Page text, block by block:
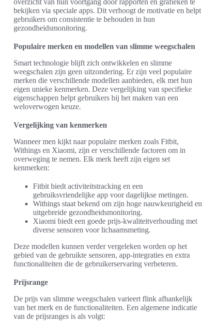
overzicht van hun voortgang door rapporten en grafieken te
bekijken via speciale apps. Dit verhoogt de motivatie en helpt
gebruikers om consistentie te behouden in hun
gezondheidsmonitoring.
Populaire merken en modellen van slimme weegschalen
Smart technologie blijft zich ontwikkelen en slimme
weegschalen zijn geen uitzondering. Er zijn veel populaire
merken die verschillende modellen aanbieden, elk met hun
eigen unieke kenmerken. Deze vergelijking van specifieke
eigenschappen helpt gebruikers bij het maken van een
weloverwogen keuze.
Vergelijking van kenmerken
Wanneer men kijkt naar populaire merken zoals Fitbit,
Withings en Xiaomi, zijn er verschillende factoren om in
overweging te nemen. Elk merk heeft zijn eigen set
kenmerken:
Fitbit biedt activiteitstracking en een
gebruiksvriendelijke app voor dagelijkse metingen.
Withings staat bekend om zijn hoge nauwkeurigheid en
uitgebreide gezondheidsmonitoring.
Xiaomi biedt een goede prijs-kwaliteitverhouding met
diverse sensoren voor lichaamsmeting.
Deze modellen kunnen verder vergeleken worden op het
gebied van de gebruikte sensoren, app-integraties en extra
functionaliteiten die de gebruikerservaring verbeteren.
Prijsrange
De prijs van slimme weegschalen varieert flink afhankelijk
van het merk en de functionaliteiten. Een algemene indicatie
van de prijsranges is als volgt: